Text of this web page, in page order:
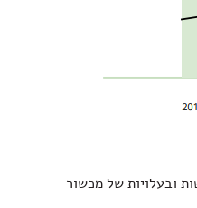
הרכישות ובעלויות של מכשור